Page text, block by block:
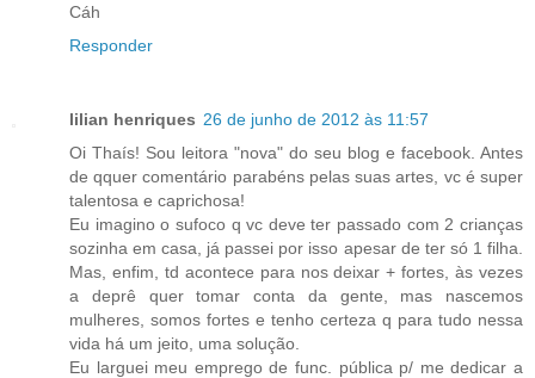
Cáh
Responder
lilian henriques 26 de junho de 2012 às 11:57
Oi Thaís! Sou leitora "nova" do seu blog e facebook. Antes
de qquer comentário parabéns pelas suas artes, vc é super
talentosa e caprichosa!
Eu imagino o sufoco q vc deve ter passado com 2 crianças
sozinha em casa, já passei por isso apesar de ter só 1 filha.
Mas, enfim, td acontece para nos deixar + fortes, às vezes
a deprê quer tomar conta da gente, mas nascemos
mulheres, somos fortes e tenho certeza q para tudo nessa
vida há um jeito, uma solução.
Eu larguei meu emprego de func. pública p/ me dedicar a